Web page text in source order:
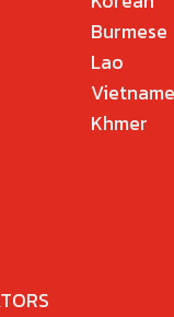
Burmese
Lao
Khmer